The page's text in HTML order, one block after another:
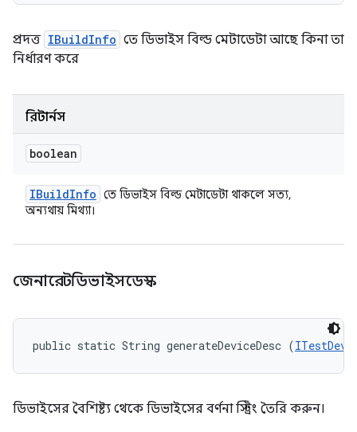
প্রদত্ত IBuildInfo তে ডিভাইস বিল্ড মেটাডেটা আছে কিনা তা
নির্ধারণ করে
রিটার্নস
boolean
IBuildInfo তে ডিভাইস বিল্ড মেটাডেটা থাকলে সত্য,
অন্যথায় মিথ্যা।
জেনারেটডিভাইসডেস্ক
public static String generateDeviceDesc (
ডিভাইসের বৈশিষ্ট্য থেকে ডিভাইসের বর্ণনা স্ট্রিং তৈরি করুন।